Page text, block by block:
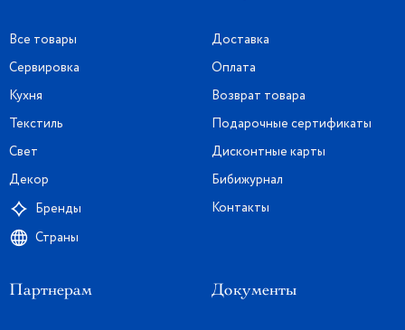
Все товары
Сервировка
Кухня
Текстиль
Свет
Декор
Бренды
Страны
Доставка
Оплата
Возврат товара
Подарочные сертификаты
Дисконтные карты
Бибижурнал
Контакты
Партнерам Документы